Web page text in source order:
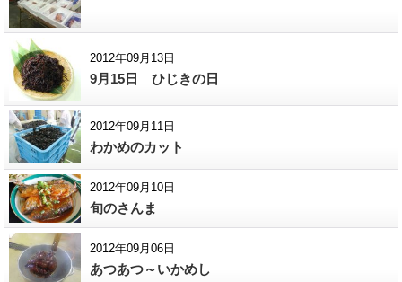
2012年09月13日
9月15日 ひじきの日
2012年09月11日
わかめのカット
2012年09月10日
旬のさんま
2012年09月06日
あつあつ～いかめし